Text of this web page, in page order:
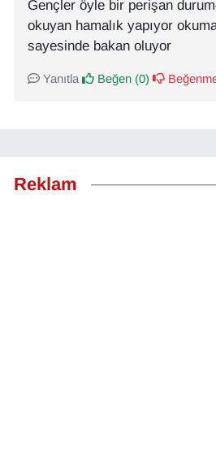
Gençler öyle bir perişan
okuyan hamalık yapıyor
sayesinde bakan oluyor
Yanıtla Beğen (0)
Reklam